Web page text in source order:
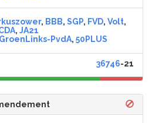
, BBB, SGP, FVD, Volt,
, JA21
GroenLinks-PvdA, 50PLUS
36746-21